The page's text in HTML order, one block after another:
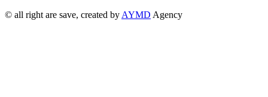
© all right are save, created by AYMD Agency